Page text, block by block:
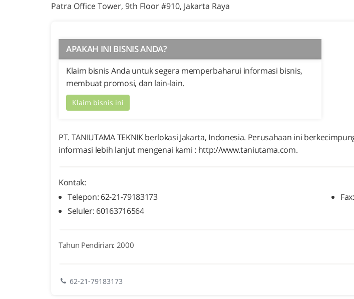
Patra Office Tower, 9th Floor #910, Jakarta Raya
APAKAH INI BISNIS ANDA?
Klaim bisnis Anda untuk segera memperbaharui informasi bisnis,
membuat promosi, dan lain-lain.
Klaim bisnis ini
PT. TANIUTAMA TEKNIK berlokasi Jakarta, Indonesia. Perusahaan ini
informasi lebih lanjut mengenai kami : http://www.taniutama.com.
Kontak:
Telepon: 62-21-79183173
Seluler: 60163716564
Tahun Pendirian: 2000
62-21-79183173